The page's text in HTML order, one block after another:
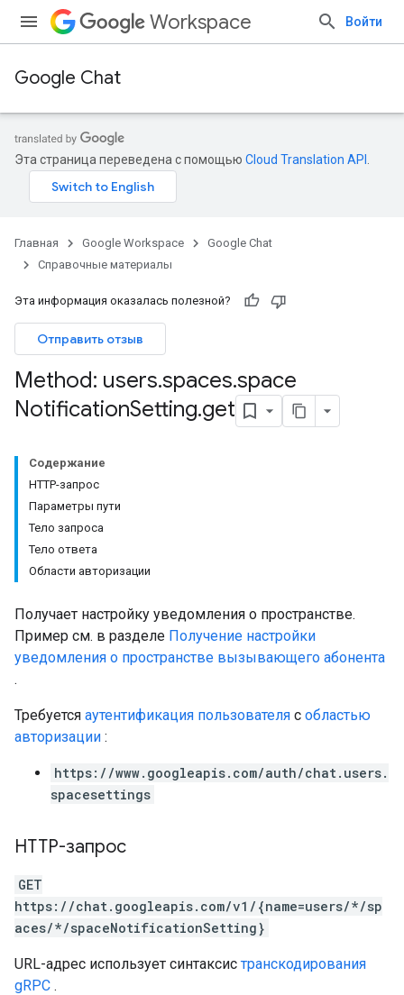
Workspace Войти
Google Chat
Эта страница переведена с помощью Cloud Translation API
Главная Google Workspace
Google Chat
Справочные материалы
Эта информация оказалась полезной?
Отправить отзыв
Method: users.spaces.space
NotificationSetting.get
Содержание
HTTP-запрос
Параметры пути
Тело запроса
Тело ответа
Области авторизации
Получает настройку уведомления о пространстве.
Пример см. в разделе Получение настройки
уведомления о пространстве вызывающего абонента
.
Требуется аутентификация пользователя с областью
авторизации :
https://www.googleapis.com/auth/chat.users.
spacesettings
HTTP-запрос
GET
https://chat.googleapis.com/v1/{name=users/*/sp
aces/*/spaceNotificationSetting}
URL-адрес использует синтаксис транскодирования
gRPC .